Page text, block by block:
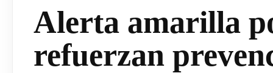
Alerta amarilla
refuerzan